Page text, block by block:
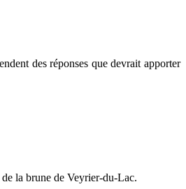
des réponses que devrait apporter
la brune de Veyrier-du-Lac.